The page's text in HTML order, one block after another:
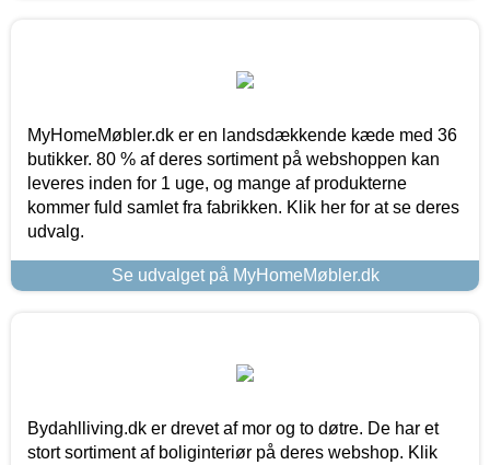
MyHomeMøbler.dk er en landsdækkende kæde med 36
butikker. 80 % af deres sortiment på webshoppen kan
leveres inden for 1 uge, og mange af produkterne
kommer fuld samlet fra fabrikken. Klik her for at se deres
udvalg.
Se udvalget på MyHomeMøbler.dk
Bydahlliving.dk er drevet af mor og to døtre. De har et
stort sortiment af boliginteriør på deres webshop. Klik